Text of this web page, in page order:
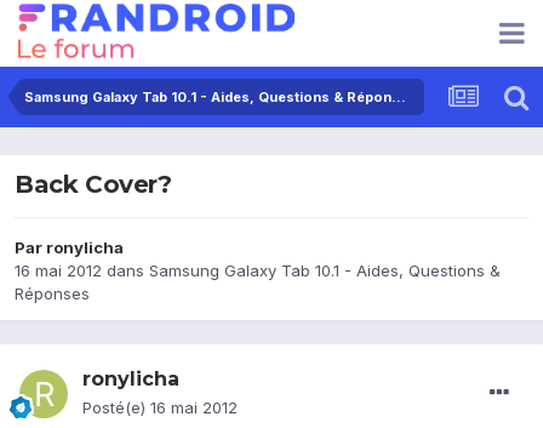
Samsung Galaxy Tab 10.1 - Aides, Questions & Réponses
Back Cover?
Par ronylicha
16 mai 2012 dans Samsung Galaxy Tab 10.1 - Aides, Questions &
Réponses
ronylicha
Posté(e) 16 mai 2012